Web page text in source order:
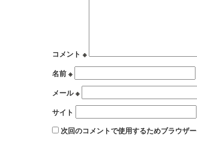
コメント ※
名前 ※
メール※
サイト
次回のコメントで使用するためブラウザ